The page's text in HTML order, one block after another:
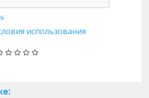
использования